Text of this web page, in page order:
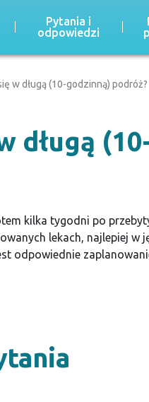
Pytania i
odpowiedzi
w długą (10-godzinną) podróż?
długą
kilka tygodni po
lekach, najlepiej w
odpowiednie